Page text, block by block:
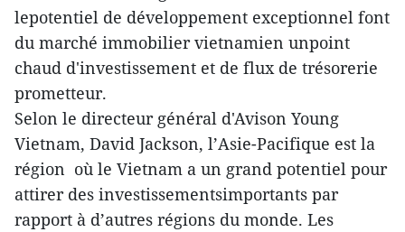
lepotentiel de développement exceptionnel font
du marché immobilier vietnamien unpoint
chaud d'investissement et de flux de trésorerie
prometteur.
Selon le directeur général d'Avison Young
Vietnam, David Jackson, l’Asie-Pacifique est la
région où le Vietnam a un grand potentiel pour
attirer des investissementsimportants par
rapport à d’autres régions du monde. Les